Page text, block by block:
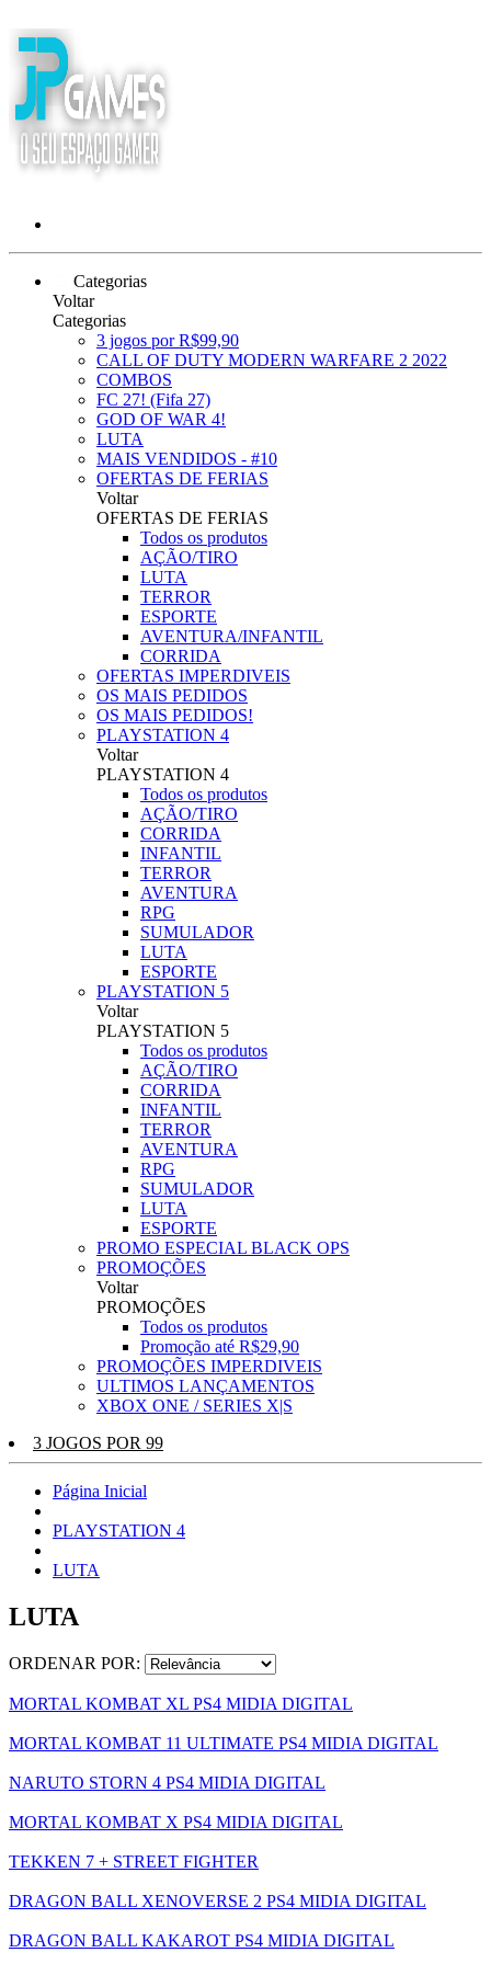
Categorias
Voltar
Categorias
3 jogos por R$99,90
CALL OF DUTY MODERN WARFARE 2 2022
COMBOS
FC 27! (Fifa 27)
GOD OF WAR 4!
LUTA
MAIS VENDIDOS - #10
OFERTAS DE FERIAS
Voltar
OFERTAS DE FERIAS
Todos os produtos
AÇÃO/TIRO
LUTA
TERROR
ESPORTE
AVENTURA/INFANTIL
CORRIDA
OFERTAS IMPERDIVEIS
OS MAIS PEDIDOS
OS MAIS PEDIDOS!
PLAYSTATION 4
Voltar
PLAYSTATION 4
Todos os produtos
AÇÃO/TIRO
CORRIDA
INFANTIL
TERROR
AVENTURA
RPG
SUMULADOR
LUTA
ESPORTE
PLAYSTATION 5
Voltar
PLAYSTATION 5
Todos os produtos
AÇÃO/TIRO
CORRIDA
INFANTIL
TERROR
AVENTURA
RPG
SUMULADOR
LUTA
ESPORTE
PROMO ESPECIAL BLACK OPS
PROMOÇÕES
Voltar
PROMOÇÕES
Todos os produtos
Promoção até R$29,90
PROMOÇÕES IMPERDIVEIS
ULTIMOS LANÇAMENTOS
XBOX ONE / SERIES X|S
3 JOGOS POR 99
Página Inicial
PLAYSTATION 4
LUTA
LUTA
ORDENAR POR:
MORTAL KOMBAT XL PS4 MIDIA DIGITAL
MORTAL KOMBAT 11 ULTIMATE PS4 MIDIA DIGITAL
NARUTO STORN 4 PS4 MIDIA DIGITAL
MORTAL KOMBAT X PS4 MIDIA DIGITAL
TEKKEN 7 + STREET FIGHTER
DRAGON BALL XENOVERSE 2 PS4 MIDIA DIGITAL
DRAGON BALL KAKAROT PS4 MIDIA DIGITAL